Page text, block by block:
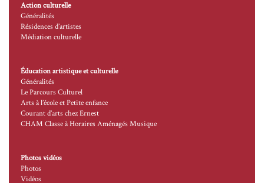
Action culturelle
Généralités
Résidences d’artistes
Médiation culturelle
Éducation artistique et culturelle
Généralités
Le Parcours Culturel
Arts à l’école et Petite enfance
Courant d’arts chez Ernest
CHAM Classe à Horaires Aménagés Musique
Photos vidéos
Photos
Vidéos